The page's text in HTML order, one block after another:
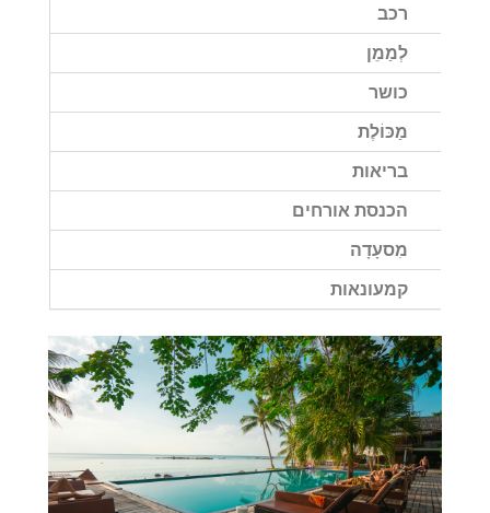
רכב
לְמַמֵן
כושר
מַכּוֹלֶת
בריאות
הכנסת אורחים
מִסעָדָה
קמעונאות